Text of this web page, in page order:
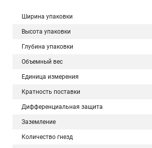
Ширина упаковки
Высота упаковки
Глубина упаковки
Объемный вес
Единица измерения
Кратность поставки
Дифференциальная защита
Заземление
Количество гнезд